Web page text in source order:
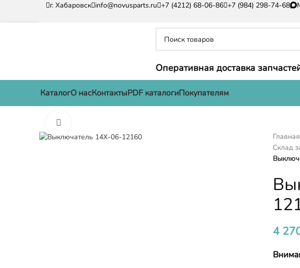
г. Хабаровск info@novusparts.ru +7 (4212) 68-06-86 +7 (984) 298-74-68
Оперативная доставка
КаталогО насКонтактыPDF каталогиПокупателям
Главная
Склад
4